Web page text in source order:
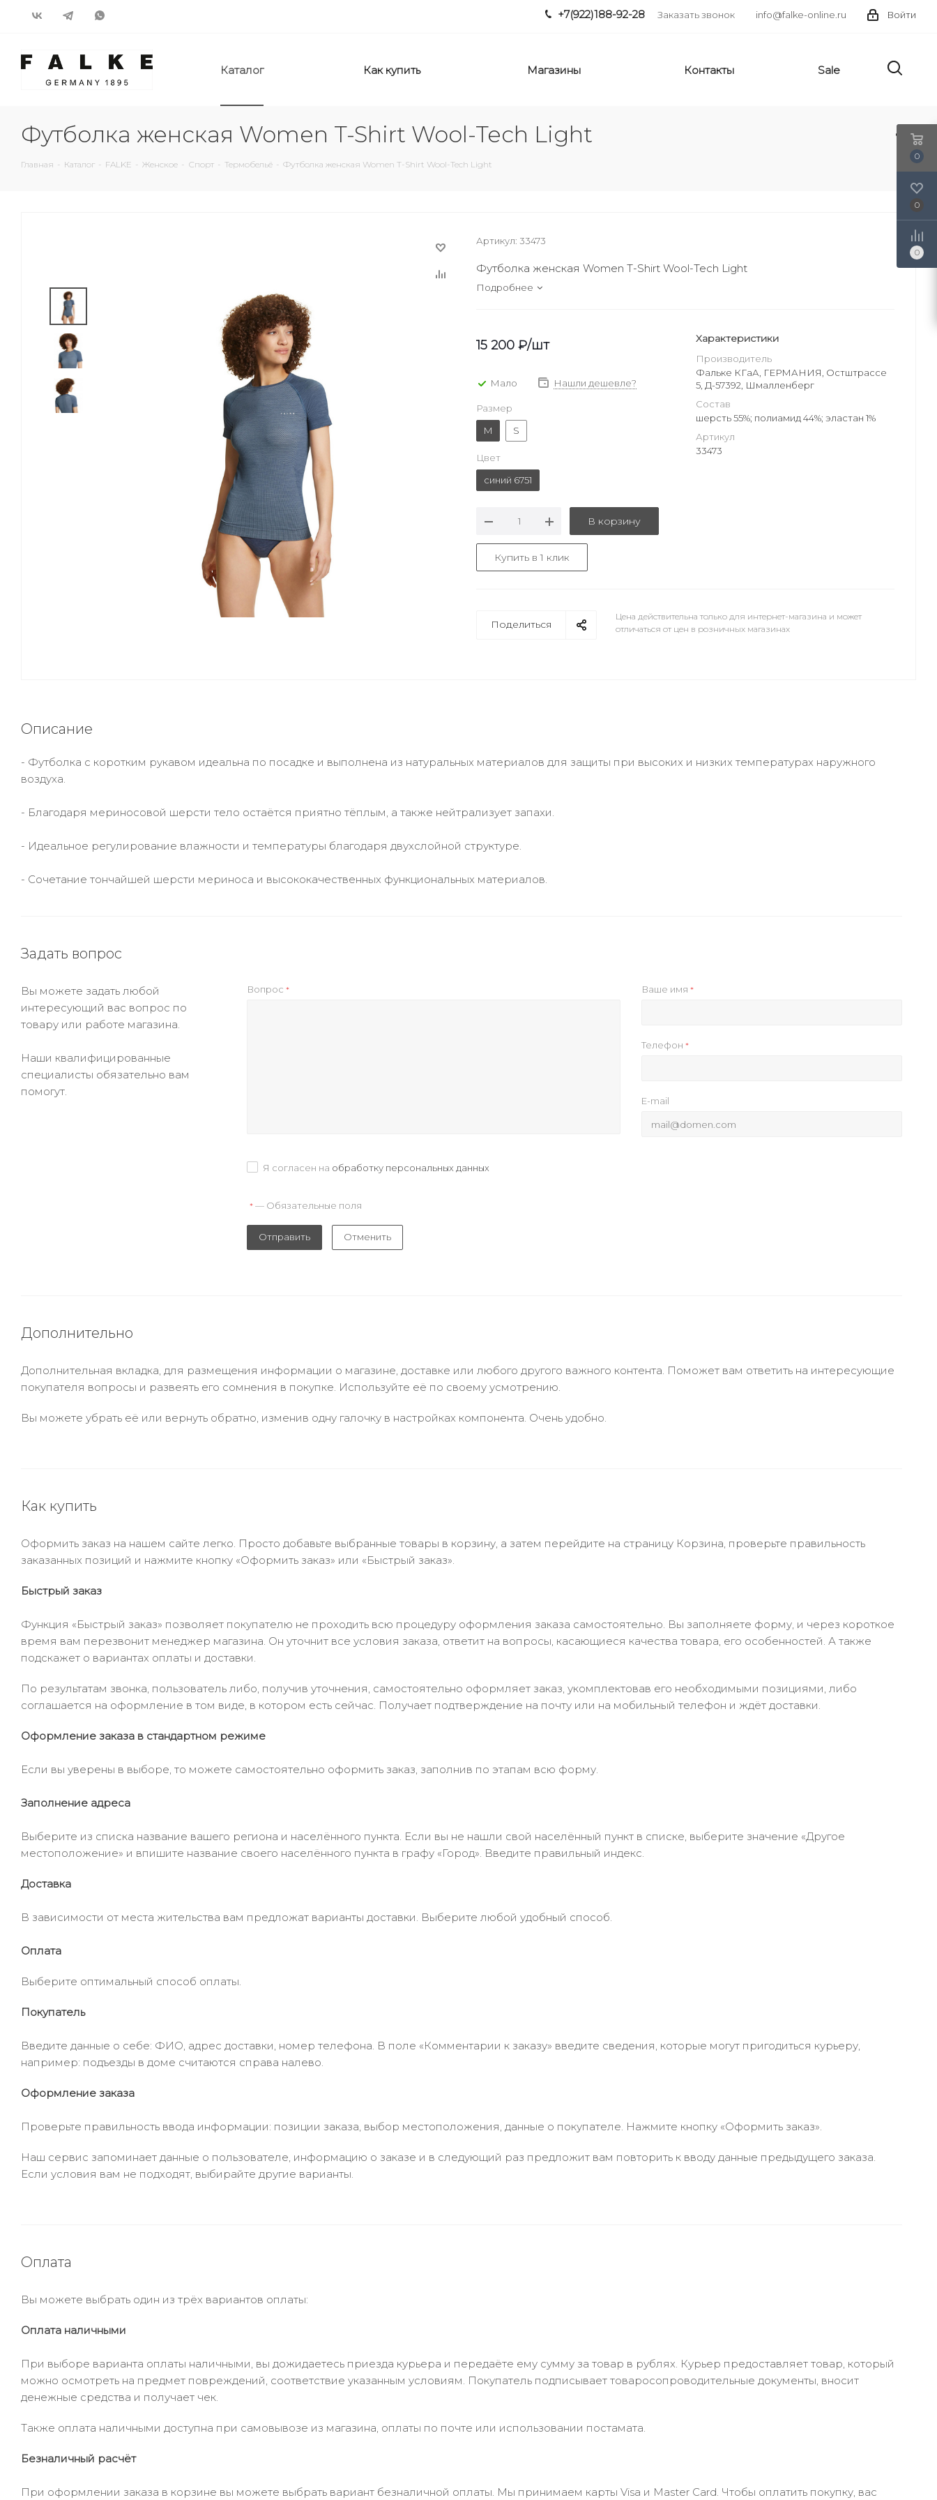
Войти
info@falke-online.ru
+7(922)188-92-28 Заказать звонок
Каталог Как купить Магазины Контакты Sale
Футболка женская Women T-Shirt Wool-Tech Light
Главная - Каталог - FALKE - Женское - Спорт - Термобельё - Футболка женская Women T-Shirt Wool-Tech Light
Артикул: 33473
Футболка женская Women T-Shirt Wool-Tech Light
Подробнее
15 200 ₽/шт
Мало Нашли дешевле?
Размер
M
S
Цвет
синий 6751
В корзину
Купить в 1 клик
Характеристики
Производитель
Фальке КГаА, ГЕРМАНИЯ, Остштрассе
5, Д-57392, Шмалленберг
Состав
шерсть 55%; полиамид 44%; эластан 1%
Артикул
33473
Поделиться
Цена действительна только для интернет-магазина и может
отличаться от цен в розничных магазинах
Описание
- Футболка с коротким рукавом идеальна по посадке и выполнена из натуральных материалов для защиты при высоких и низких температурах наружного
воздуха.
- Благодаря мериносовой шерсти тело остаётся приятно тёплым, а также нейтрализует запахи.
- Идеальное регулирование влажности и температуры благодаря двухслойной структуре.
- Сочетание тончайшей шерсти мериноса и высококачественных функциональных материалов.
Задать вопрос
Вы можете задать любой
интересующий вас вопрос по
товару или работе магазина.
Наши квалифицированные
специалисты обязательно вам
помогут.
Вопрос * Ваше имя *
Телефон *
E-mail
Я согласен на обработку персональных данных
*— Обязательные поля
Отправить Отменить
Дополнительно
Дополнительная вкладка, для размещения информации о магазине, доставке или любого другого важного контента. Поможет вам ответить на интересующие
покупателя вопросы и развеять его сомнения в покупке. Используйте её по своему усмотрению.
Вы можете убрать её или вернуть обратно, изменив одну галочку в настройках компонента. Очень удобно.
Как купить
Оформить заказ на нашем сайте легко. Просто добавьте выбранные товары в корзину, а затем перейдите на страницу Корзина, проверьте правильность
заказанных позиций и нажмите кнопку «Оформить заказ» или «Быстрый заказ».
Быстрый заказ
Функция «Быстрый заказ» позволяет покупателю не проходить всю процедуру оформления заказа самостоятельно. Вы заполняете форму, и через короткое
время вам перезвонит менеджер магазина. Он уточнит все условия заказа, ответит на вопросы, касающиеся качества товара, его особенностей. А также
подскажет о вариантах оплаты и доставки.
По результатам звонка, пользователь либо, получив уточнения, самостоятельно оформляет заказ, укомплектовав его необходимыми позициями, либо
соглашается на оформление в том виде, в котором есть сейчас. Получает подтверждение на почту или на мобильный телефон и ждёт доставки.
Оформление заказа в стандартном режиме
Если вы уверены в выборе, то можете самостоятельно оформить заказ, заполнив по этапам всю форму.
Заполнение адреса
Выберите из списка название вашего региона и населённого пункта. Если вы не нашли свой населённый пункт в списке, выберите значение «Другое
местоположение» и впишите название своего населённого пункта в графу «Город». Введите правильный индекс.
Доставка
В зависимости от места жительства вам предложат варианты доставки. Выберите любой удобный способ.
Оплата
Выберите оптимальный способ оплаты.
Покупатель
Введите данные о себе: ФИО, адрес доставки, номер телефона. В поле «Комментарии к заказу» введите сведения, которые могут пригодиться курьеру,
например: подъезды в доме считаются справа налево.
Оформление заказа
Проверьте правильность ввода информации: позиции заказа, выбор местоположения, данные о покупателе. Нажмите кнопку «Оформить заказ».
Наш сервис запоминает данные о пользователе, информацию о заказе и в следующий раз предложит вам повторить к вводу данные предыдущего заказа.
Если условия вам не подходят, выбирайте другие варианты.
Оплата
Вы можете выбрать один из трёх вариантов оплаты:
Оплата наличными
При выборе варианта оплаты наличными, вы дожидаетесь приезда курьера и передаёте ему сумму за товар в рублях. Курьер предоставляет товар, который
можно осмотреть на предмет повреждений, соответствие указанным условиям. Покупатель подписывает товаросопроводительные документы, вносит
денежные средства и получает чек.
Также оплата наличными доступна при самовывозе из магазина, оплаты по почте или использовании постамата.
Безналичный расчёт
При оформлении заказа в корзине вы можете выбрать вариант безналичной оплаты. Мы принимаем карты Visa и Master Card. Чтобы оплатить покупку, вас
0
0
0